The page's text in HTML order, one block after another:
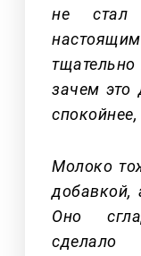
не стал
зачем это
Молоко
добавкой,
Оно